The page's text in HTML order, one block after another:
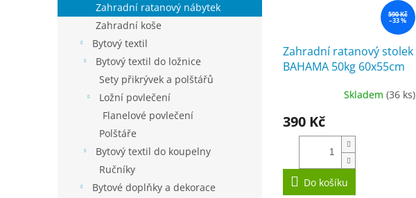
Zahradní ratanový nábytek
Zahradní koše
Bytový textil
Bytový textil do ložnice
Sety přikrývek a polštářů
Ložní povlečení
Flanelové povlečení
Polštáře
Bytový textil do koupelny
Ručníky
Bytové doplňky a dekorace
590 Kč
–33 %
Zahradní ratanový stolek
BAHAMA 50kg 60x55cm
produktu
hvězdiček.
Skladem (36 ks)
390 Kč
Do košíku